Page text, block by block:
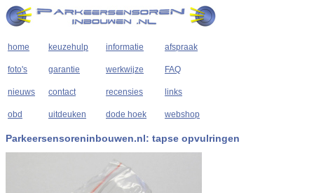
home keuzehulp informatie afspraak
foto's garantie werkwijze FAQ
nieuws contact recensies links
obd uitdeuken dode hoek webshop
Parkeersensoreninbouwen.nl: tapse opvulringen